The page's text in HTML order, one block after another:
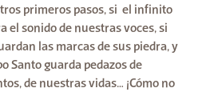
primeros pasos, si el infinito
el sonido de nuestras voces, si
las marcas de sus piedra, y
Santo guarda pedazos de
de nuestras vidas… ¡Cómo no